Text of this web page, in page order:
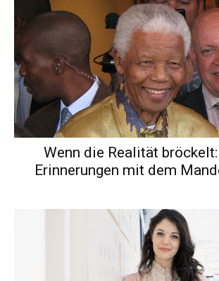
Wenn die Realität
Erinnerungen mit dem